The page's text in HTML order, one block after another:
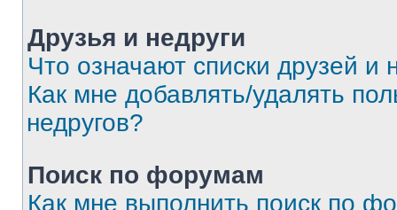
Друзья и недруги
Что означают списки друзей и
Как мне добавлять/удалять
недругов?
Поиск по форумам
Как мне выполнить поиск по